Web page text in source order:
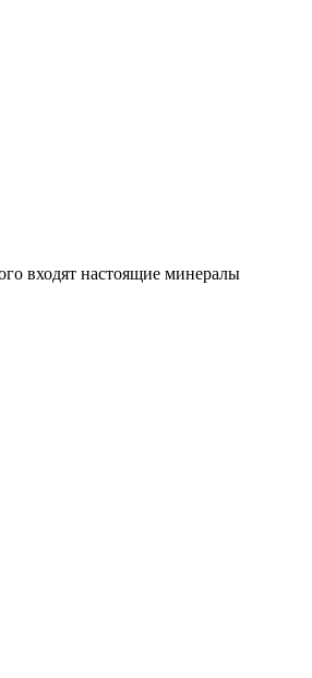
входят настоящие минералы